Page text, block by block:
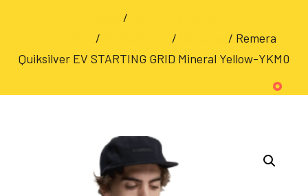
/
/ /
/ Remera
Quiksilver EV STARTING GRID Mineral Yellow-YKM0